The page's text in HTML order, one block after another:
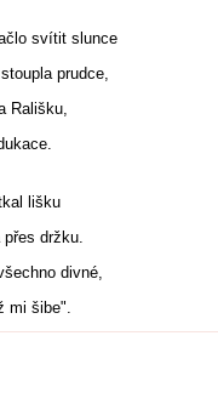
svítit slunce
prudce,
Rališku,
lišku
držku.
divné,
mi šibe".